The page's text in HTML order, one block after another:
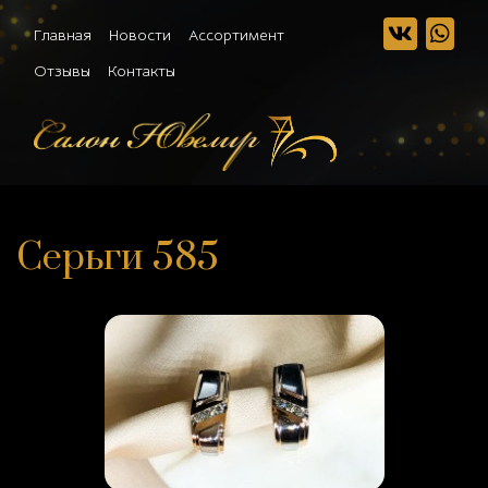
Главная Новости
Ассортимент
Отзывы
Контакты
Серьги 585